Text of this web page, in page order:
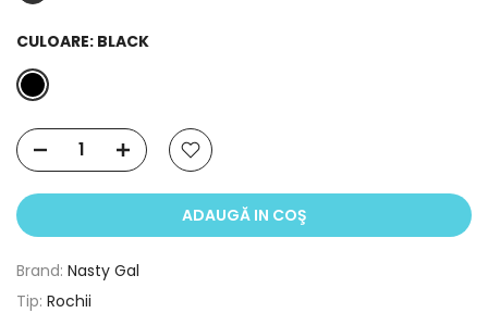
CULOARE: BLACK
ADAUGĂ IN COŞ
Brand: Nasty Gal
Tip: Rochii